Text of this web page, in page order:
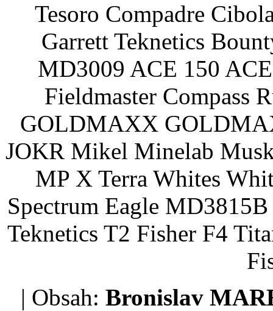
Tesoro Compadre
Garrett Teknetics
MD3009 ACE 150
Fieldmaster Compass
GOLDMAXX
JOKR Mikel Minelab
MP X Terra Whites
Spectrum Eagle
Teknetics T2 Fisher F4
| Obsah: Bronislav